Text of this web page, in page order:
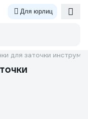
Для юрлиц
для заточки